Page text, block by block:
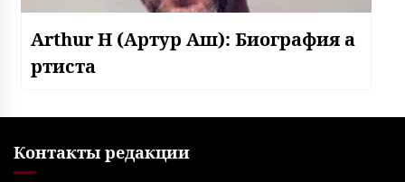
Arthur H (Артур Аш): Биография а
ртиста
Контакты редакции